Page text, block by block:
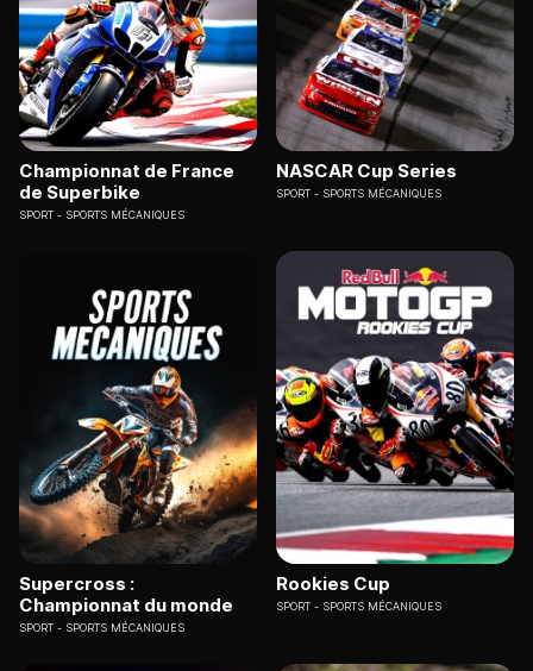
Championnat de France
de Superbike
SPORT SPORTS MÉCANIQUES
NASCAR Cup Series
SPORT SPORTS MÉCANIQUES
Supercross :
Championnat du monde
SPORT SPORTS MÉCANIQUES
Rookies Cup
SPORT SPORTS MÉCANIQUES